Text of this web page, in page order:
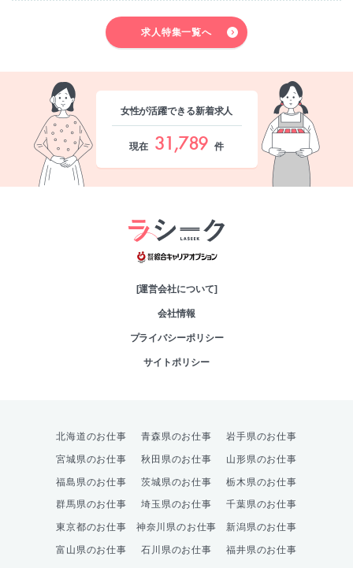
求人特集一覧へ
女性が活躍できる新着求人
現在 31,789 件
[運営会社について]
会社情報
プライバシーポリシー
サイトポリシー
北海道のお仕事 青森県のお仕事 岩手県のお仕事
宮城県のお仕事 秋田県のお仕事 山形県のお仕事
福島県のお仕事 茨城県のお仕事 栃木県のお仕事
群馬県のお仕事 埼玉県のお仕事 千葉県のお仕事
東京都のお仕事 神奈川県のお仕事 新潟県のお仕事
富山県のお仕事 石川県のお仕事 福井県のお仕事